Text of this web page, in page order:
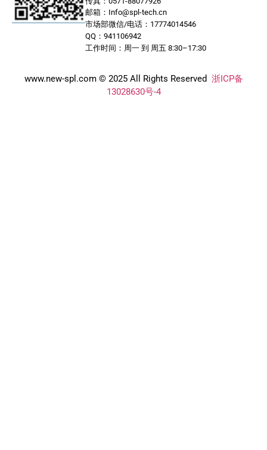
邮箱：Info@spl-tech.cn
市场部微信/电话：17774014546
QQ：941106942
工作时间：周一 到 周五 8:30–17:30
www.new-spl.com © 2025 All Rights Reserved 浙ICP备
13028630号-4